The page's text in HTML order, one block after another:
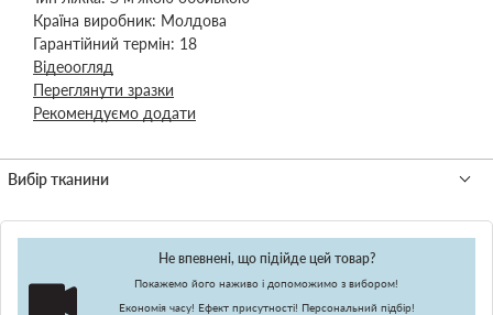
Країна виробник: Молдова
Гарантійний термін: 18
Відеоогляд
Переглянути зразки
Рекомендуємо додати
Не впевнені, що підійде цей товар?
Покажемо його наживо і допоможимо з вибором!
Економія часу! Ефект присутності! Персональний підбір!